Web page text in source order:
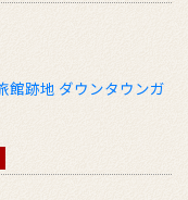
館跡地 ダウンタウンガ